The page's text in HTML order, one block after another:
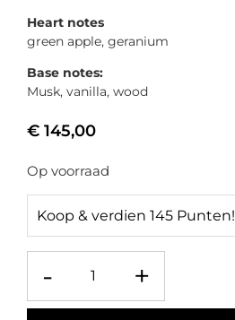
Heart notes
green apple, geranium
Base notes:
Musk, vanilla, wood
€ 145,00
Op voorraad
Koop & verdien 145 Punten!
- +